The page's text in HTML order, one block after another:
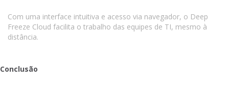
Com uma interface intuitiva e acesso via navegador, o Deep
Freeze Cloud facilita o trabalho das equipes de TI, mesmo à
distância.
Conclusão